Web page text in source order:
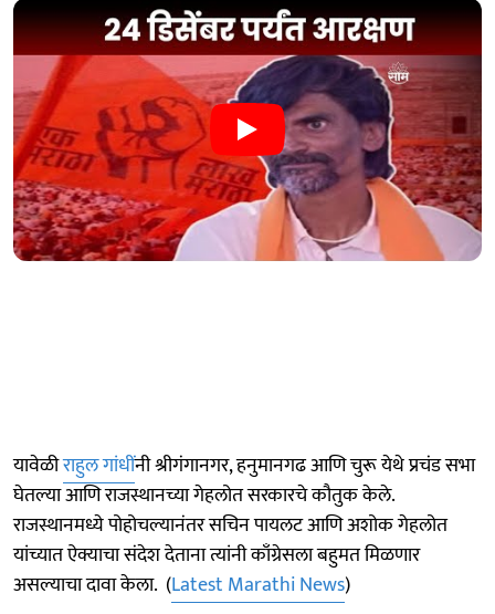
यावेळीराहुल गांधींनी श्रीगंगानगर, हनुमानगढ आणि चुरू येथे प्रचंड सभा
घेतल्या आणि राजस्थानच्या गेहलोत सरकारचे कौतुक केले.
राजस्थानमध्ये पोहोचल्यानंतर सचिन पायलट आणि अशोक गेहलोत
यांच्यात ऐक्याचा संदेश देताना त्यांनी काँग्रेसला बहुमत मिळणार
असल्याचा दावा केला. (Latest Marathi News)